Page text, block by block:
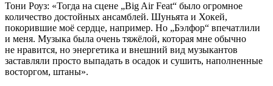
Тони Роуз: «Тогда на сцене „Big Air Feat“ было огромное
количество достойных ансамблей. Шуньята и Хокей,
покорившие моё сердце, например. Но „Бэлфор“ впечатлили
и меня. Музыка была очень тяжёлой, которая мне обычно
не нравится, но энергетика и внешний вид музыкантов
заставляли просто выпадать в осадок и сушить, наполненные
восторгом, штаны».